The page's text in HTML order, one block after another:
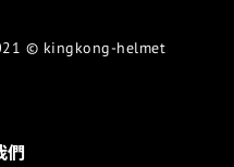
© kingkong-helmet
們